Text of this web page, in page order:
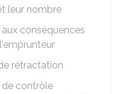
leur nombre
conséquences
rétractation
de contrôle